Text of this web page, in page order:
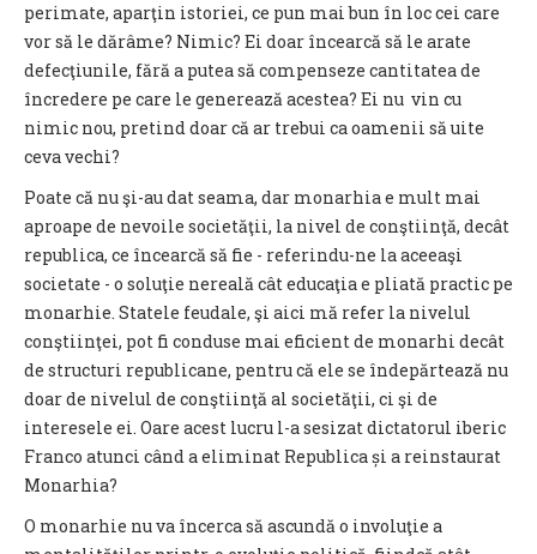
perimate, aparţin istoriei, ce pun mai bun în loc cei care
vor să le dărâme? Nimic? Ei doar încearcă să le arate
defecţiunile, fără a putea să compenseze cantitatea de
încredere pe care le generează acestea? Ei nu vin cu
nimic nou, pretind doar că ar trebui ca oamenii să uite
ceva vechi?
Poate că nu şi-au dat seama, dar monarhia e mult mai
aproape de nevoile societăţii, la nivel de conştiinţă, decât
republica, ce încearcă să fie - referindu-ne la aceeaşi
societate - o soluţie nereală cât educaţia e pliată practic pe
monarhie. Statele feudale, şi aici mă refer la nivelul
conştiinţei, pot fi conduse mai eficient de monarhi decât
de structuri republicane, pentru că ele se îndepărtează nu
doar de nivelul de conştiinţă al societăţii, ci şi de
interesele ei. Oare acest lucru l-a sesizat dictatorul iberic
Franco atunci când a eliminat Republica și a reinstaurat
Monarhia?
O monarhie nu va încerca să ascundă o involuţie a